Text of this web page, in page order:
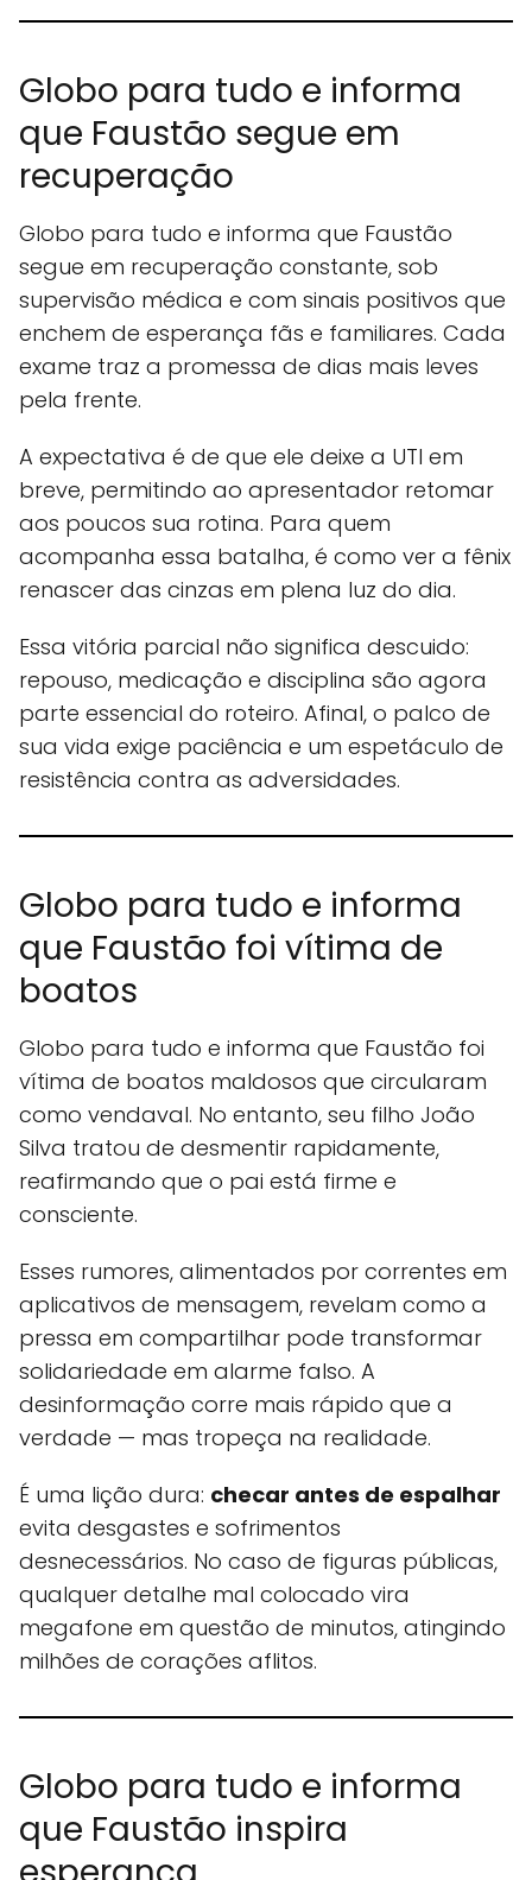
Globo para tudo e informa
que Faustão segue em
recuperação
Globo para tudo e informa que Faustão
segue em recuperação constante, sob
supervisão médica e com sinais positivos que
enchem de esperança fãs e familiares. Cada
exame traz a promessa de dias mais leves
pela frente.
A expectativa é de que ele deixe a UTI em
breve, permitindo ao apresentador retomar
aos poucos sua rotina. Para quem
acompanha essa batalha, é como ver a fênix
renascer das cinzas em plena luz do dia.
Essa vitória parcial não significa descuido:
repouso, medicação e disciplina são agora
parte essencial do roteiro. Afinal, o palco de
sua vida exige paciência e um espetáculo de
resistência contra as adversidades.
Globo para tudo e informa
que Faustão foi vítima de
boatos
Globo para tudo e informa que Faustão foi
vítima de boatos maldosos que circularam
como vendaval. No entanto, seu filho João
Silva tratou de desmentir rapidamente,
reafirmando que o pai está firme e
consciente.
Esses rumores, alimentados por correntes em
aplicativos de mensagem, revelam como a
pressa em compartilhar pode transformar
solidariedade em alarme falso. A
desinformação corre mais rápido que a
verdade — mas tropeça na realidade.
É uma lição dura: checar antes de espalhar
evita desgastes e sofrimentos
desnecessários. No caso de figuras públicas,
qualquer detalhe mal colocado vira
megafone em questão de minutos, atingindo
milhões de corações aflitos.
Globo para tudo e informa
que Faustão inspira